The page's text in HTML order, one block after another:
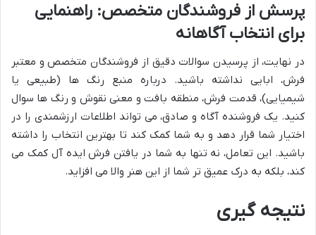
پرسش از فروشندگان متخصص: راهنمایی
برای انتخاب آگاهانه
در نهایت، از پرسیدن سوالات دقیق از فروشندگان متخصص و معتبر
فرش، ابایی نداشته باشید. درباره منبع رنگ ها (طبیعی یا
شیمیایی)، قدمت فرش، منطقه بافت و معنی نقوش و رنگ ها سوال
کنید. یک فروشنده آگاه و صادق، می تواند اطلاعات ارزشمندی را در
اختیار شما قرار دهد و به شما کمک کند تا بهترین انتخاب را داشته
باشید. این تعامل، نه تنها به شما در یافتن فرش ایده آل کمک می
کند، بلکه به درک عمیق تر شما از این هنر والا می افزاید.
نتیجه گیری